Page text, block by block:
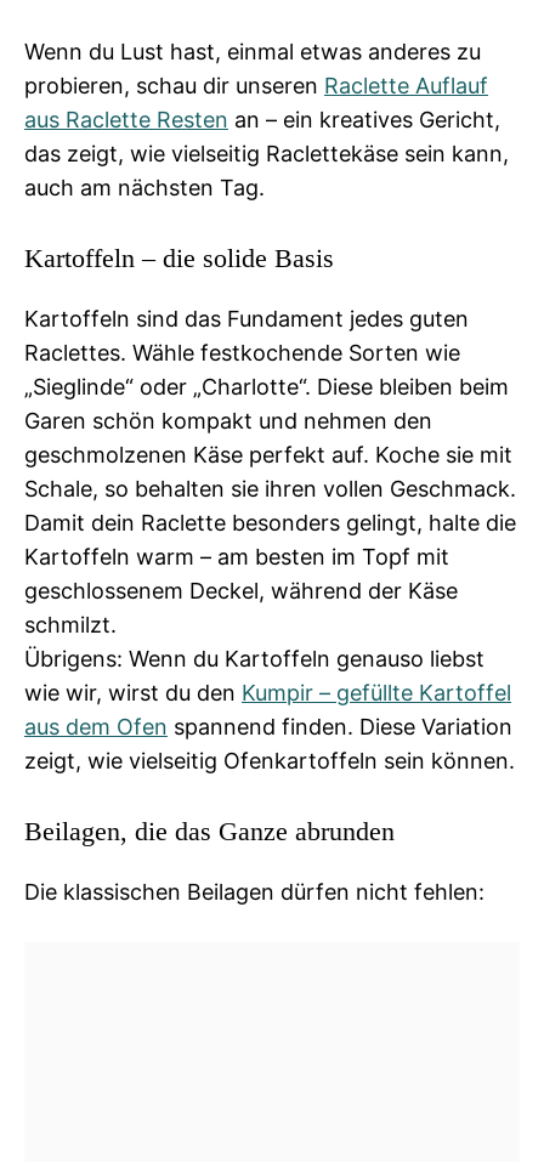
Wenn du Lust hast, einmal etwas anderes zu
probieren, schau dir unseren Raclette Auflauf
aus Raclette Resten an – ein kreatives Gericht,
das zeigt, wie vielseitig Raclettekäse sein kann,
auch am nächsten Tag.
Kartoffeln – die solide Basis
Kartoffeln sind das Fundament jedes guten
Raclettes. Wähle festkochende Sorten wie
„Sieglinde“ oder „Charlotte“. Diese bleiben beim
Garen schön kompakt und nehmen den
geschmolzenen Käse perfekt auf. Koche sie mit
Schale, so behalten sie ihren vollen Geschmack.
Damit dein Raclette besonders gelingt, halte die
Kartoffeln warm – am besten im Topf mit
geschlossenem Deckel, während der Käse
schmilzt.
Übrigens: Wenn du Kartoffeln genauso liebst
wie wir, wirst du den Kumpir – gefüllte Kartoffel
aus dem Ofen spannend finden. Diese Variation
zeigt, wie vielseitig Ofenkartoffeln sein können.
Beilagen, die das Ganze abrunden
Die klassischen Beilagen dürfen nicht fehlen: